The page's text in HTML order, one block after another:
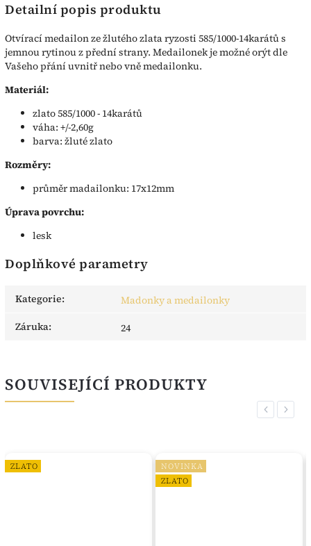
Detailní popis produktu
Otvírací medailon ze žlutého zlata ryzosti 585/1000-14karátů s
jemnou rytinou z přední strany. Medailonek je možné orýt dle
Vašeho přání uvnitř nebo vně medailonku.
Materiál:
zlato 585/1000 - 14karátů
váha: +/-2,60g
barva: žluté zlato
Rozměry:
průměr madailonku: 17x12mm
Úprava povrchu:
lesk
Doplňkové parametry
Kategorie:
Madonky a medailonky
Záruka: 24
SOUVISEJÍCÍ PRODUKTY
Previous
ZLATO
NOVINKA
ZLATO
Next